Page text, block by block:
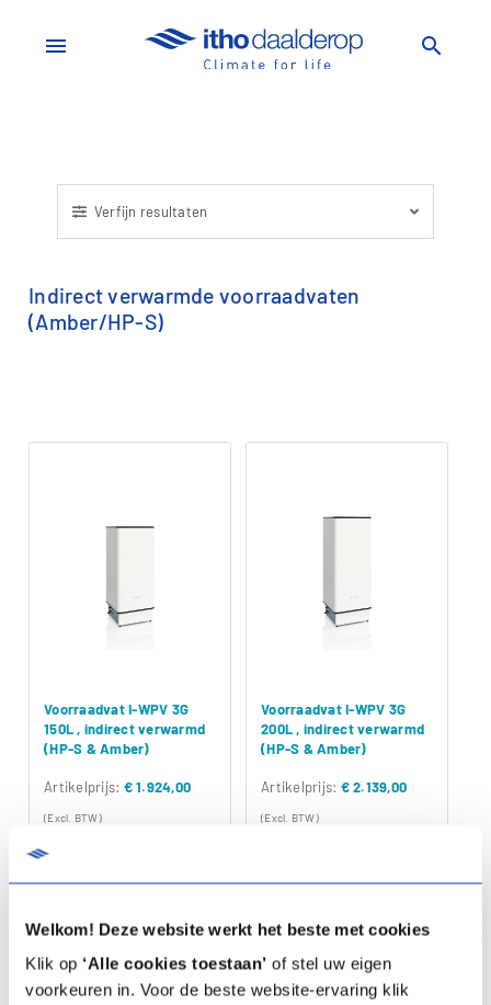
Welkom! Deze website werkt het beste met cookies
Klik op ‘Alle cookies toestaan’ of stel uw eigen
voorkeuren in. Voor de beste website-ervaring klik
menu search
Verfijn resultaten
Indirect verwarmde voorraadvaten
(Amber/HP-S)
Voorraadvat I-WPV 3G
150L , indirect verwarmd
(HP-S & Amber)
Artikelprijs: € 1.924,00
(Excl. BTW)
Documentatie
Voorraadvat I-WPV 3G
200L , indirect verwarmd
(HP-S & Amber)
Artikelprijs: € 2.139,00
(Excl. BTW)
Documentatie